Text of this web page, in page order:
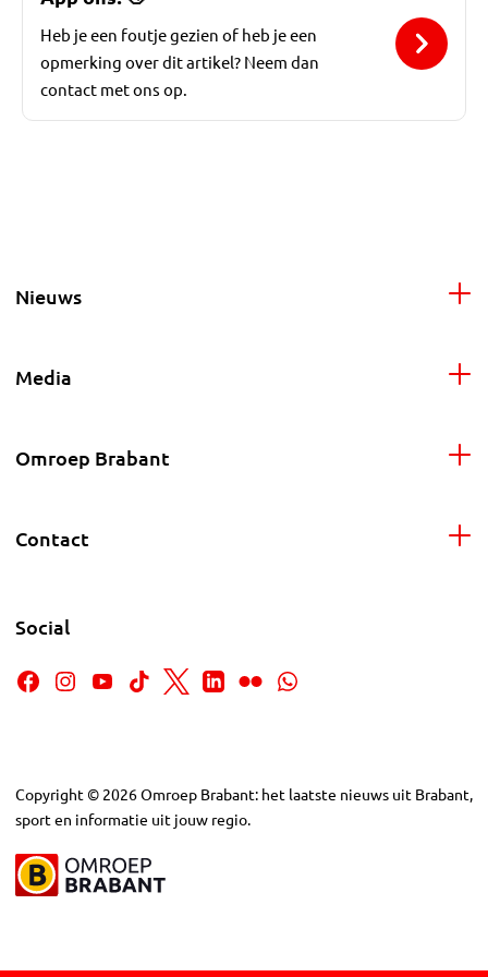
Heb je een foutje gezien of heb je een
opmerking over dit artikel? Neem dan
contact met ons op.
Nieuws
Media
Omroep Brabant
Contact
Social
Copyright © 2026Omroep Brabant: het laatste nieuws uit Brabant,
sport en informatie uit jouw regio.